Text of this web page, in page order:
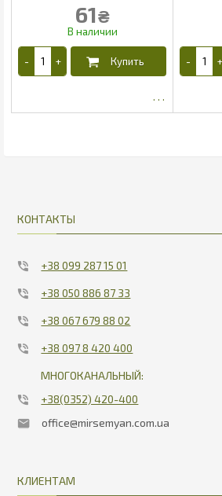
61₴
КОНТАКТЫ
+38 099 287 15 01
+38 050 886 87 33
+38 067 679 88 02
+38 097 8 420 400
МНОГОКАНАЛЬНЫЙ:
+38(0352) 420-400
office@mirsemyan.com.ua
КЛИЕНТАМ